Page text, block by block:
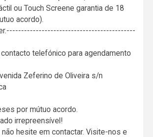
ou Touch Screene garantia de 18
acordo).
telefónico para agendamento
Zeferino de Oliveira s/n
por mútuo acordo.
irrepreensível!
não hesite em contactar. Visite-nos e